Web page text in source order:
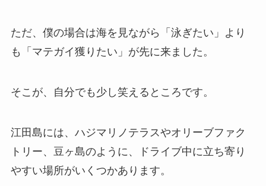
ただ、僕の場合は海を見ながら「泳ぎたい」より
も「マテガイ獲りたい」が先に来ました。
そこが、自分でも少し笑えるところです。
江田島には、ハジマリノテラスやオリーブファク
トリー、豆ヶ島のように、ドライブ中に立ち寄り
やすい場所がいくつかあります。